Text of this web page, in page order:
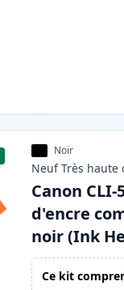
Noir
Neuf Très haute
Canon CLI-
d'encre
noir (Ink
Ce kit